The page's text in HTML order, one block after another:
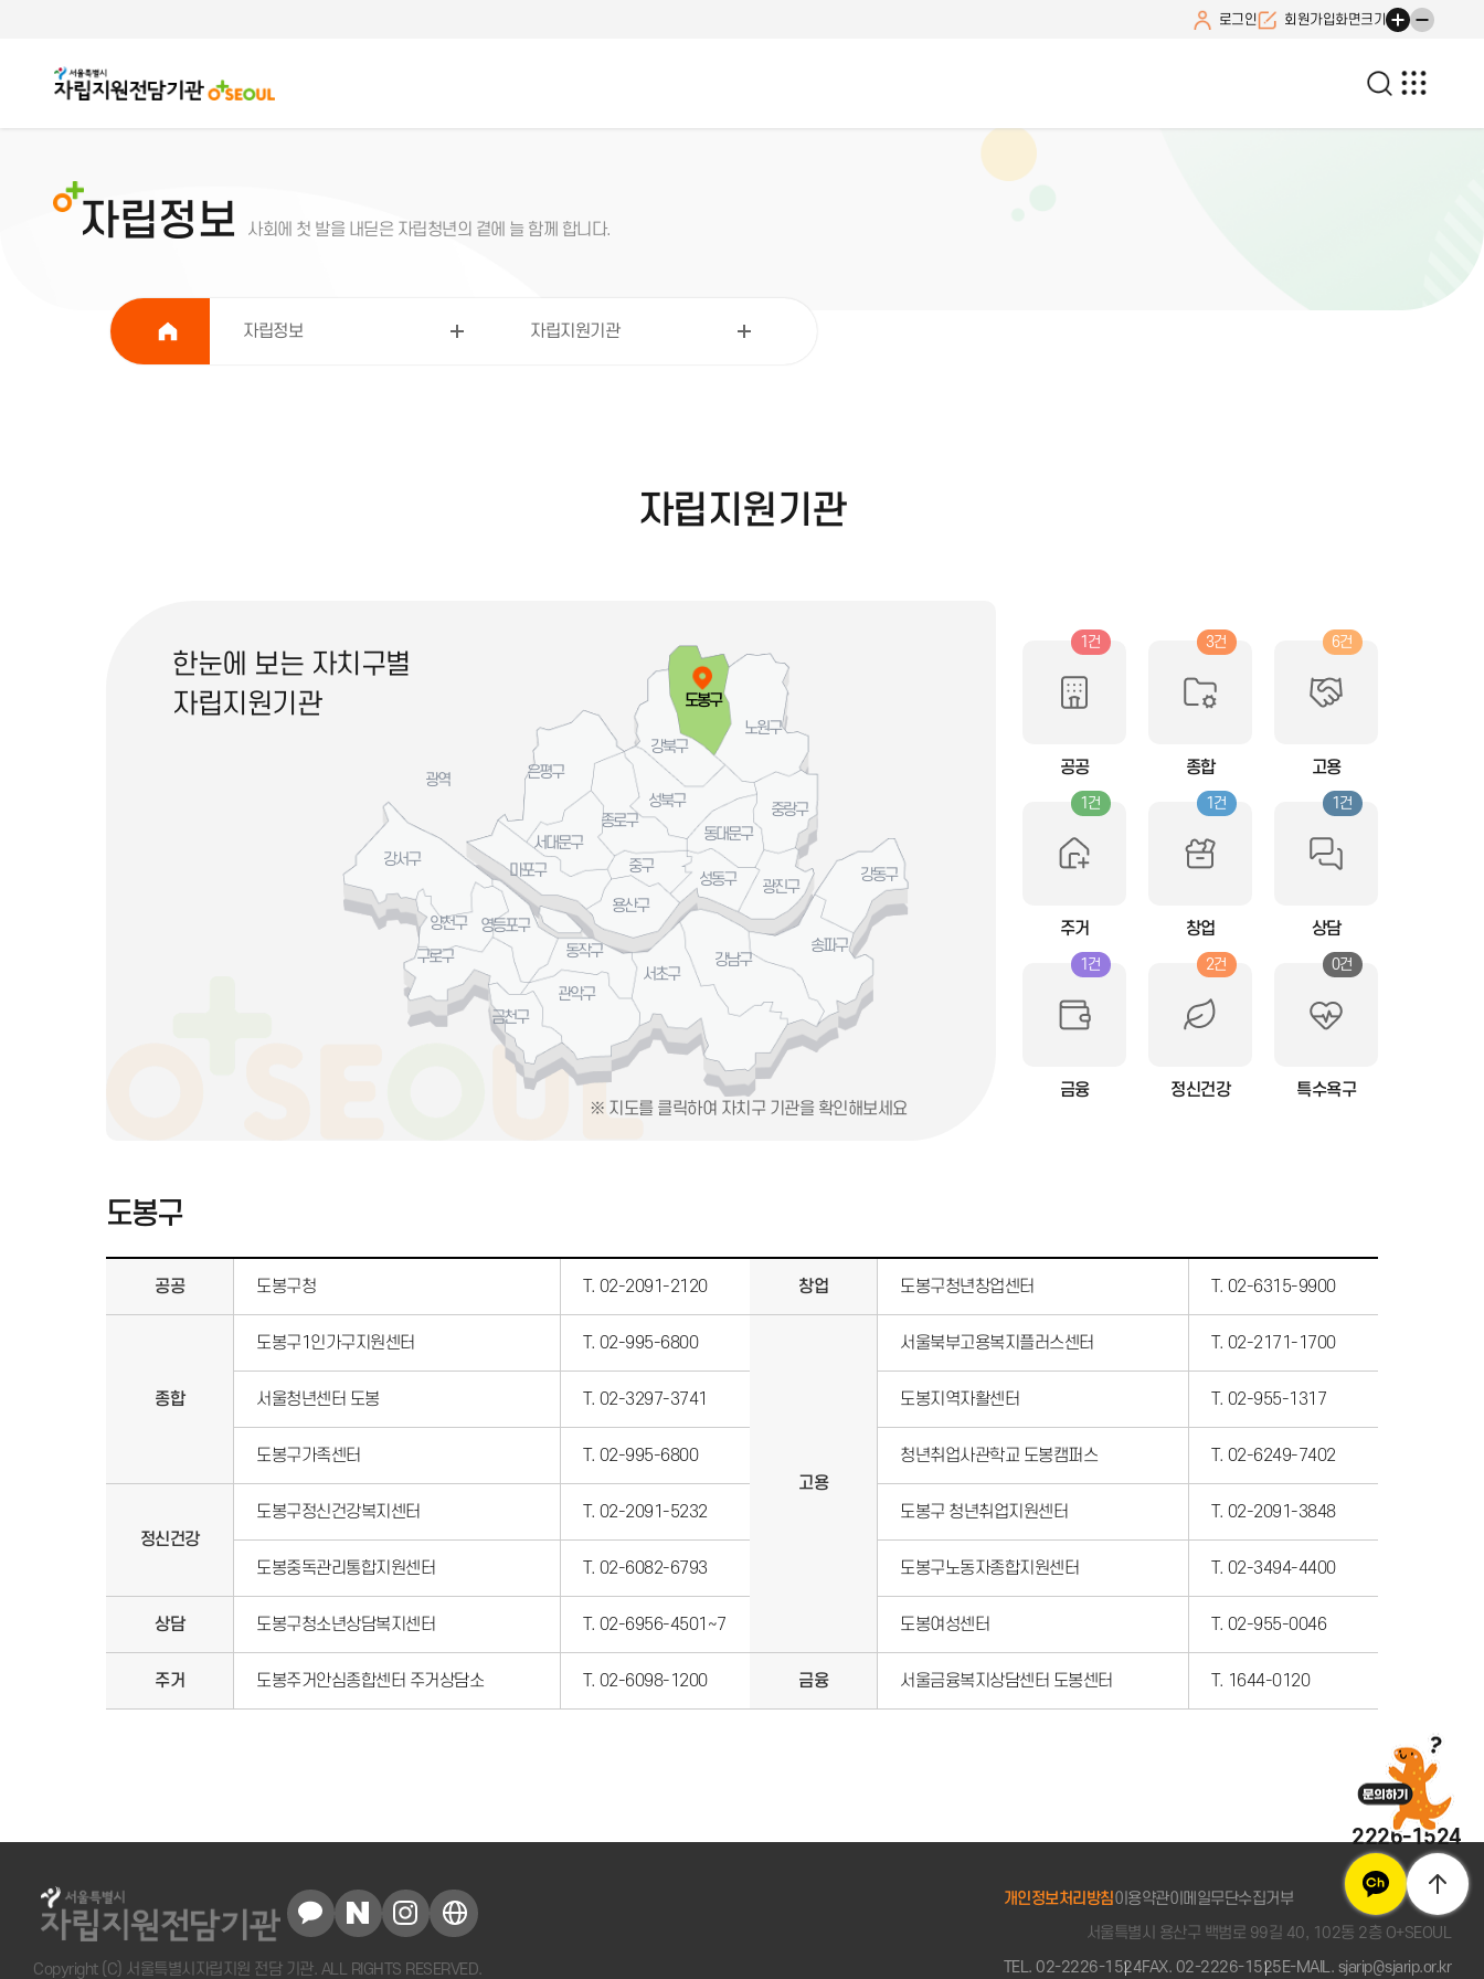
로그인 회원가입화면크기
자립정보 사회에 첫 발을 내딛은 자립청년의 곁에 늘 함께 합니다.
자립정보 자립지원기관
자립지원기관
한눈에 보는 자치구별
자립지원기관
도봉구
노원구
강북구
성북구
은평구
중랑구
종로구
동대문구
서대문구
중구
마포구 성동구
광진구
용산구
강서구
양천구
영등포구
동작구
구로구 강남구
송파구
관악구
금천구
서초구
강동구
광역
※ 지도를 클릭하여 자치구 기관을 확인해보세요
1건
공공
3건
종합
6건
고용
1건
주거
1건
창업
1건
상담
1건
금융
2건
정신건강
0건
특수욕구
도봉구
공공 도봉구청 T. 02-2091-2120 창업 도봉구청년창업센터 T. 02-6315-9900
종합
도봉구1인가구지원센터 T. 02-995-6800
고용
서울북부고용복지플러스센터 T. 02-2171-1700
서울청년센터 도봉 T. 02-3297-3741 도봉지역자활센터 T. 02-955-1317
도봉구가족센터 T. 02-995-6800 청년취업사관학교 도봉캠퍼스 T. 02-6249-7402
정신건강
도봉구정신건강복지센터 T. 02-2091-5232 도봉구 청년취업지원센터 T. 02-2091-3848
도봉중독관리통합지원센터 T. 02-6082-6793 도봉구노동자종합지원센터 T. 02-3494-4400
상담 도봉구청소년상담복지센터 T. 02-6956-4501~7 도봉여성센터 T. 02-955-0046
주거 도봉주거안심종합센터 주거상담소 T. 02-6098-1200 금융 서울금융복지상담센터 도봉센터 T. 1644-0120
Copyright (C) 서울특별시자립지원 전담 기관. ALL RIGHTS RESERVED.
개인정보처리방침이용약관이메일무단수집거부
서울특별시 용산구 백범로 99길 40, 102동 2층 O+SEOUL
TEL. 02-2226-1524FAX. 02-2226-1525E-MAIL. sjarip@sjarip.or.kr
2226-1524